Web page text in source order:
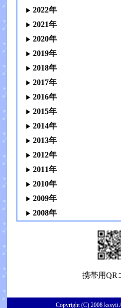
2022年
2021年
2020年
2019年
2018年
2017年
2016年
2015年
2014年
2013年
2012年
2011年
2010年
2009年
2008年
携帯用QR
Copyright (C) 2008 kssyii